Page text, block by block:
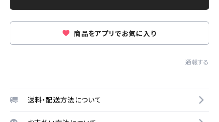
商品をアプリでお気に入り
通報する
送料・配送方法について